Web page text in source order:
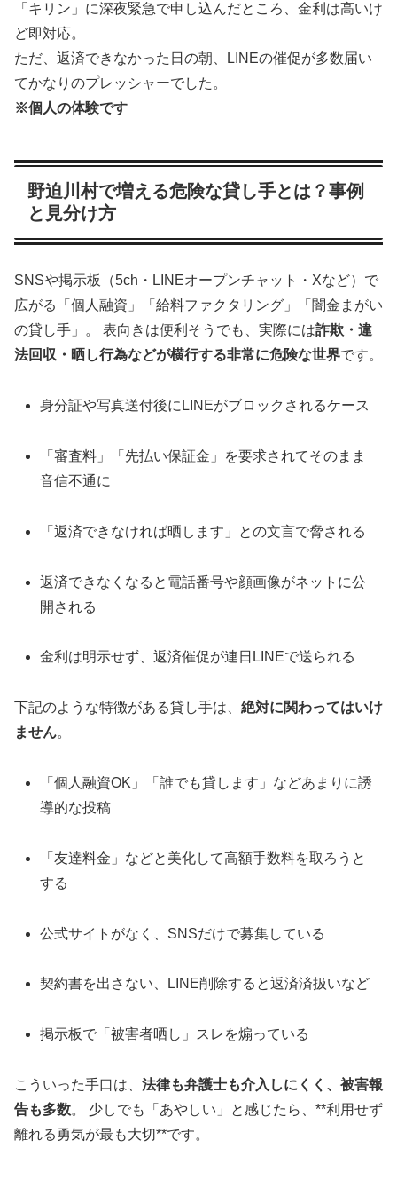
「キリン」に深夜緊急で申し込んだところ、金利は高いけ
ど即対応。
ただ、返済できなかった日の朝、LINEの催促が多数届い
てかなりのプレッシャーでした。
※個人の体験です
野迫川村で増える危険な貸し手とは？事例
と見分け方
SNSや掲示板（5ch・LINEオープンチャット・Xなど）で
広がる「個人融資」「給料ファクタリング」「闇金まがい
の貸し手」。 表向きは便利そうでも、実際には詐欺・違
法回収・晒し行為などが横行する非常に危険な世界です。
身分証や写真送付後にLINEがブロックされるケース
「審査料」「先払い保証金」を要求されてそのまま
音信不通に
「返済できなければ晒します」との文言で脅される
返済できなくなると電話番号や顔画像がネットに公
開される
金利は明示せず、返済催促が連日LINEで送られる
下記のような特徴がある貸し手は、 絶対に関わってはいけ
ません。
「個人融資OK」「誰でも貸します」などあまりに誘
導的な投稿
「友達料金」などと美化して高額手数料を取ろうと
する
公式サイトがなく、SNSだけで募集している
契約書を出さない、LINE削除すると返済済扱いなど
掲示板で「被害者晒し」スレを煽っている
こういった手口は、 法律も弁護士も介入しにくく、被害報
告も多数。 少しでも「あやしい」と感じたら、**利用せず
離れる勇気が最も大切**です。